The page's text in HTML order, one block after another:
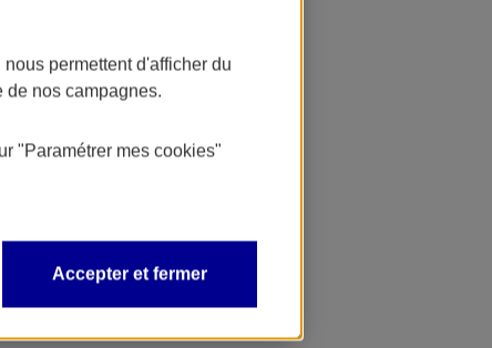
permettent d'afficher du
de nos campagnes.
"Paramétrer mes cookies"
Accepter et fermer